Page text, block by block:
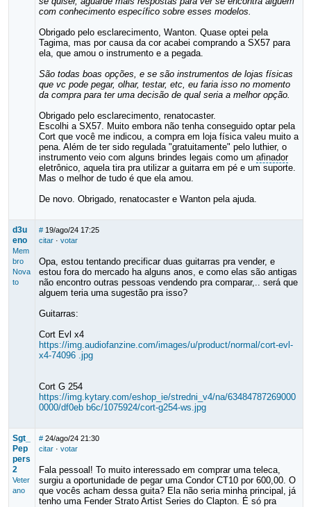
com conhecimento específico sobre esses modelos.
Obrigado pelo esclarecimento, Wanton. Quase optei pela
Tagima, mas por causa da cor acabei comprando a SX57 para
ela, que amou o instrumento e a pegada.
São todas boas opções, e se são instrumentos de lojas físicas
que vc pode pegar, olhar, testar, etc, eu faria isso no momento
da compra para ter uma decisão de qual seria a melhor opção.
Obrigado pelo esclarecimento, renatocaster.
Escolhi a SX57. Muito embora não tenha conseguido optar pela
Cort que você me indicou, a compra em loja física valeu muito a
pena. Além de ter sido regulada "gratuitamente" pelo luthier, o
instrumento veio com alguns brindes legais como um afinador
eletrônico, aquela tira pra utilizar a guitarra em pé e um suporte.
Mas o melhor de tudo é que ela amou.
De novo. Obrigado, renatocaster e Wanton pela ajuda.
d3u
eno
Mem
bro
Nova
to
# 19/ago/24 17:25
citar· votar
Opa, estou tentando precificar duas guitarras pra vender, e
estou fora do mercado ha alguns anos, e como elas são antigas
não encontro outras pessoas vendendo pra comparar,.. será que
alguem teria uma sugestão pra isso?
Guitarras:
Cort Evl x4
https://img.audiofanzine.com/images/u/product/normal/cort-evl-
x4-74096 .jpg
Cort G 254
https://img.kytary.com/eshop_ie/stredni_v4/na/63484787269000
0000/df0eb b6c/1075924/cort-g254-ws.jpg
Sgt_
Pep
pers
2
Veter
ano
# 24/ago/24 21:30
citar· votar
Fala pessoal! To muito interessado em comprar uma teleca,
surgiu a oportunidade de pegar uma Condor CT10 por 600,00. O
que vocês acham dessa guita? Ela não seria minha principal, já
tenho uma Fender Strato Artist Series do Clapton. É só pra